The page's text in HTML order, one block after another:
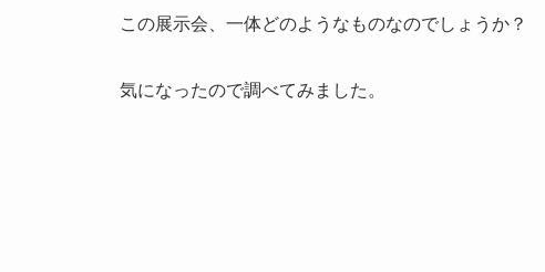
この展示会、一体どのようなものなのでしょうか？
気になったので調べてみました。